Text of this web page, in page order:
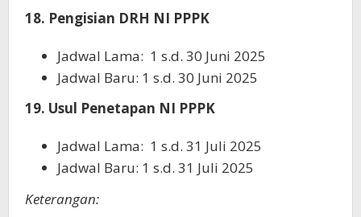
18. Pengisian DRH NI PPPK
Jadwal Lama: 1 s.d. 30 Juni 2025
Jadwal Baru: 1 s.d. 30 Juni 2025
19. Usul Penetapan NI PPPK
Jadwal Lama: 1 s.d. 31 Juli 2025
Jadwal Baru: 1 s.d. 31 Juli 2025
Keterangan: